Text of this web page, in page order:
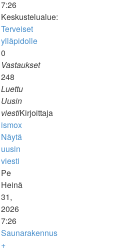
7:26
Keskustelualue:
Terveiset
ylläpidolle
0
Vastaukset
248
Luettu
Uusin
viestiKirjoittaja
ismox
Näytä
uusin
viesti
Pe
Heinä
31,
2026
7:26
Saunarakennus
+